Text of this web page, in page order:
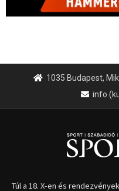
1035 Budapest,
info
Túl a 18. X-en és